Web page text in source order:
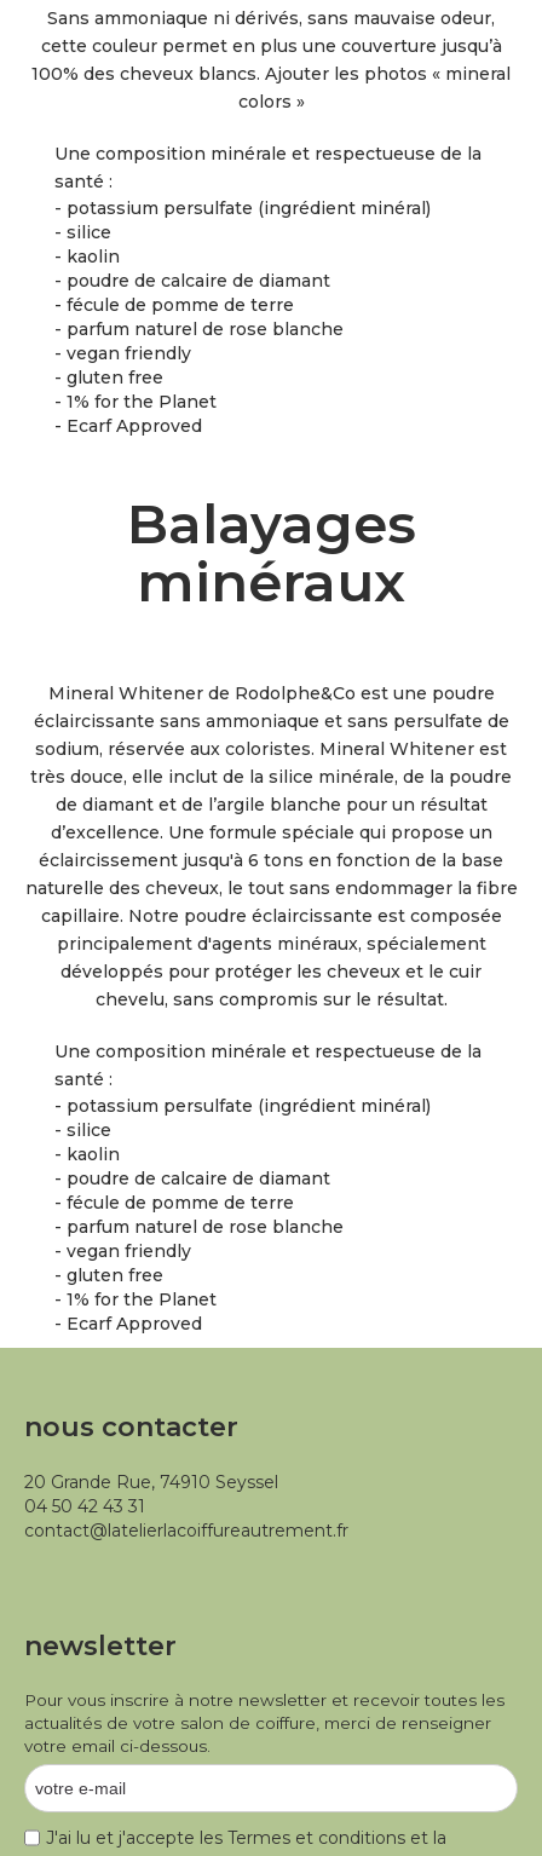
Sans ammoniaque ni dérivés, sans mauvaise odeur,
cette couleur permet en plus une couverture jusqu’à
100% des cheveux blancs. Ajouter les photos « mineral
colors »
Une composition minérale et respectueuse de la
santé :
- potassium persulfate (ingrédient minéral)
- silice
- kaolin
- poudre de calcaire de diamant
- fécule de pomme de terre
- parfum naturel de rose blanche
- vegan friendly
- gluten free
- 1% for the Planet
- Ecarf Approved
Balayages
minéraux
Mineral Whitener de Rodolphe&Co est une poudre
éclaircissante sans ammoniaque et sans persulfate de
sodium, réservée aux coloristes. Mineral Whitener est
très douce, elle inclut de la silice minérale, de la poudre
de diamant et de l’argile blanche pour un résultat
d’excellence. Une formule spéciale qui propose un
éclaircissement jusqu'à 6 tons en fonction de la base
naturelle des cheveux, le tout sans endommager la fibre
capillaire. Notre poudre éclaircissante est composée
principalement d'agents minéraux, spécialement
développés pour protéger les cheveux et le cuir
chevelu, sans compromis sur le résultat.
Une composition minérale et respectueuse de la
santé :
- potassium persulfate (ingrédient minéral)
- silice
- kaolin
- poudre de calcaire de diamant
- fécule de pomme de terre
- parfum naturel de rose blanche
- vegan friendly
- gluten free
- 1% for the Planet
- Ecarf Approved
nous contacter
20 Grande Rue, 74910 Seyssel
04 50 42 43 31
contact@latelierlacoiffureautrement.fr
newsletter
Pour vous inscrire à notre newsletter et recevoir toutes les
actualités de votre salon de coiffure, merci de renseigner
votre email ci-dessous.
J'ai lu et j'accepte les Termes et conditions et la